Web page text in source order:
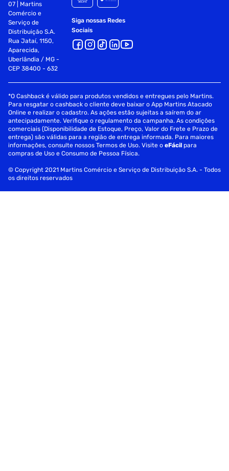
07 | Martins
Comércio e
Serviço de
Distribuição S.A.
Rua Jataí, 1150,
Aparecida,
Uberlândia / MG -
CEP 38400 - 632
Siga nossas Redes
Sociais
*O Cashback é válido para produtos vendidos e entregues pelo Martins.
Para resgatar o cashback o cliente deve baixar o App Martins Atacado
Online e realizar o cadastro. As ações estão sujeitas a saírem do ar
antecipadamente. Verifique o regulamento da campanha. As condições
comerciais (Disponibilidade de Estoque, Preço, Valor do Frete e Prazo de
entrega) são válidas para a região de entrega informada. Para maiores
informações, consulte nossos Termos de Uso. Visite oeFácil para
compras de Uso e Consumo de Pessoa Física.
© Copyright 2021 Martins Comércio e Serviço de Distribuição S.A. - Todos
os direitos reservados